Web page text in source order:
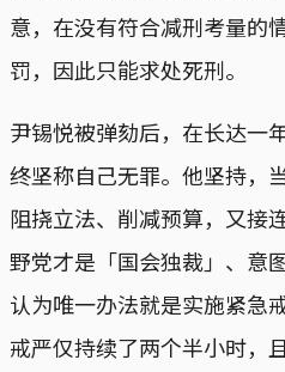
意，在没有符合减刑考量的
罚，因此只能求处死刑。
尹锡悦被弹劾后，在长达一
终坚称自己无罪。他坚持，
阻挠立法、削减预算，又接
野党才是「国会独裁」、意
认为唯一办法就是实施紧急
戒严仅持续了两个半小时，